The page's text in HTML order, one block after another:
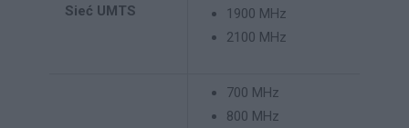
Sieć UMTS
1900 MHz
2100 MHz
700 MHz
800 MHz